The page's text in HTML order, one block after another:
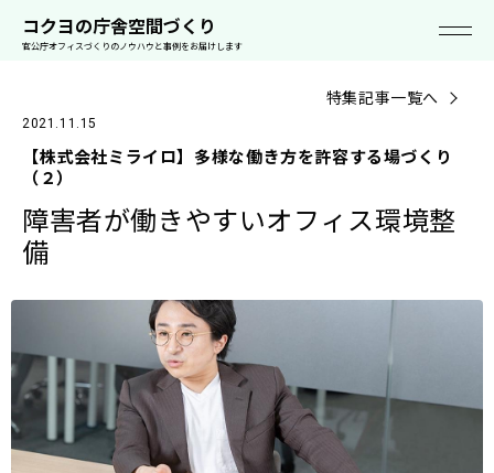
例 ョン
ィス
ー
って!?
コクヨの庁舎空間づくり
官公庁オフィスづくりのノウハウと事例をお届けします
特集記事一覧へ
2021.11.15
【株式会社ミライロ】多様な働き方を許容する場づくり
（２）
障害者が働きやすいオフィス環境整
備